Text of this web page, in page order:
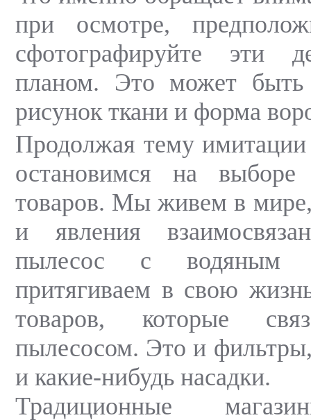
при осмотре,
сфотографируйте эти
планом. Это может быть
рисунок ткани и форма
Продолжая тему
остановимся на выборе
товаров. Мы живем в
и явления
пылесос с водяным
притягиваем в свою
товаров, которые
пылесосом. Это и
и какие-нибудь насадки.
Традиционные